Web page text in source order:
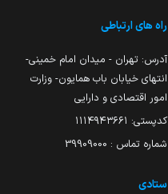
راه های ارتباطی
آدرس: تهران - میدان امام خمینی-
انتهای خیابان باب همایون- وزارت
امور اقتصادی و دارایی
کدپستی: ۱۱۱۴۹۴۳۶۶۱
شماره تماس : 39909000
ستادی